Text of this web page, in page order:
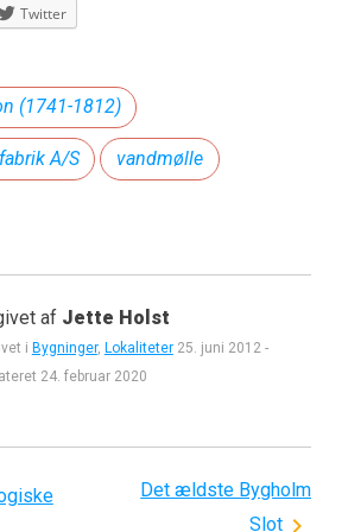
Twitter
(1741-1812)
A/S vandmølle
af Jette Holst
i Bygninger, Lokaliteter 25. juni 2012-
24. februar 2020
Det ældste Bygholm
Slot